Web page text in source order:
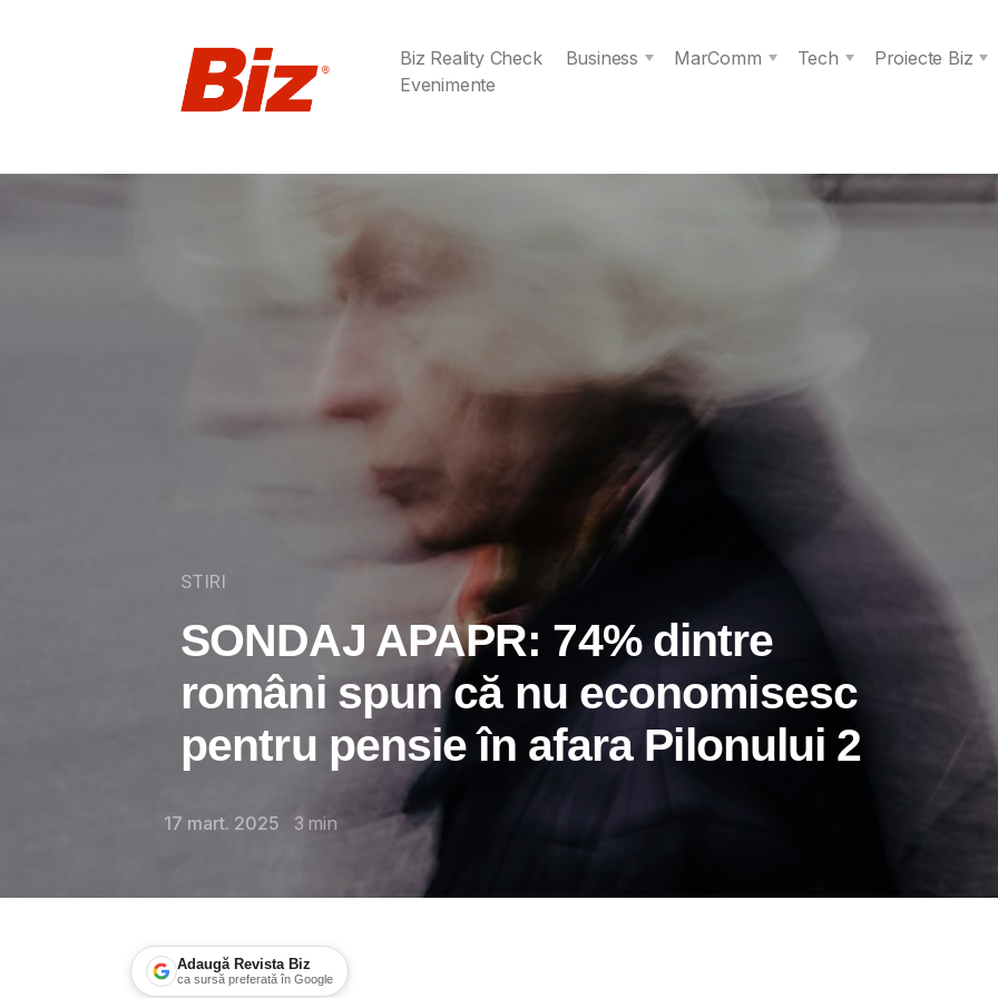
Biz Reality Check Business MarComm Tech
Proiecte Biz
Evenimente
STIRI
SONDAJ APAPR: 74% dintre
români spun că nu economisesc
pentru pensie în afara Pilonului 2
17 mart. 2025 3 min
Adaugă Revista Biz
ca sursă preferată în Google